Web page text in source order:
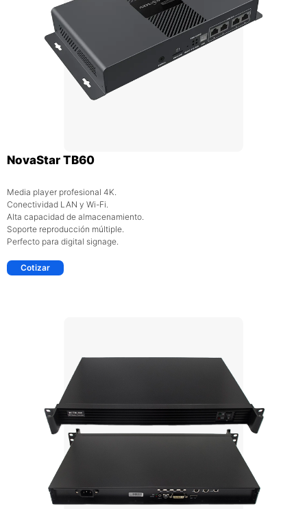
NovaStar TB60
Media player profesional 4K.
Conectividad LAN y Wi-Fi.
Alta capacidad de almacenamiento.
Soporte reproducción múltiple.
Perfecto para digital signage.
Cotizar